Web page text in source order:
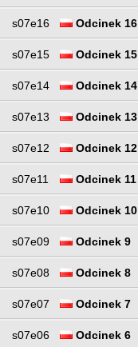
s07e16 Odcinek 16
s07e15 Odcinek 15
s07e14 Odcinek 14
s07e13 Odcinek 13
s07e12 Odcinek 12
s07e11 Odcinek 11
s07e10 Odcinek 10
s07e09 Odcinek 9
s07e08 Odcinek 8
s07e07 Odcinek 7
s07e06 Odcinek 6